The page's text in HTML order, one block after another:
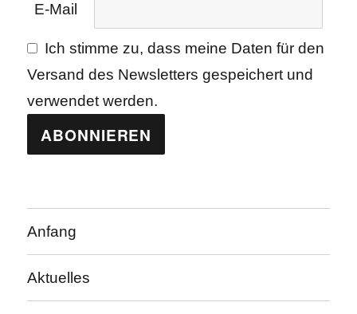
E-Mail
Ich stimme zu, dass meine Daten für den
Versand des Newsletters gespeichert und
verwendet werden.
Anfang
Aktuelles